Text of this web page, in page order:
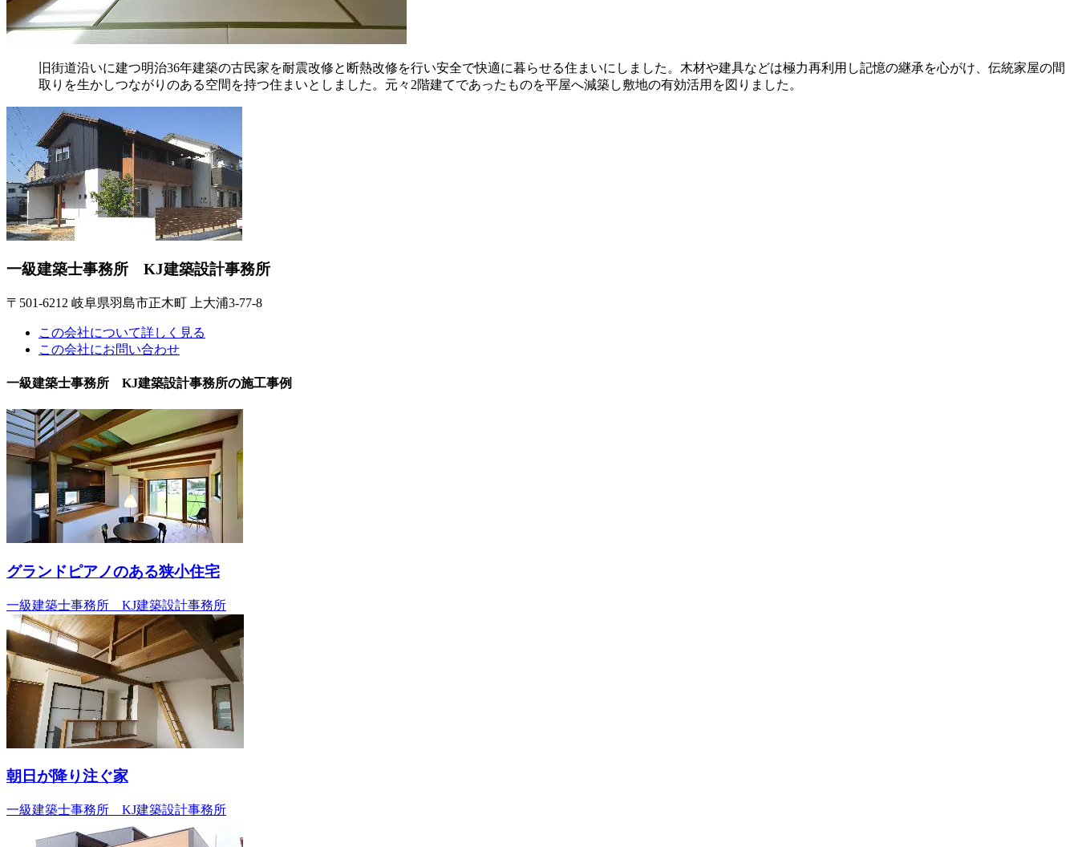
旧街道沿いに建つ明治36年建築の古民家を耐震改修と断熱改修を行い安全で快適に暮らせる住まいにしました。木材や建具などは極力再利用し記憶の継承を心がけ、伝統家屋の間
取りを生かしつながりのある空間を持つ住まいとしました。元々2階建てであったものを平屋へ減築し敷地の有効活用を図りました。
一級建築士事務所 KJ建築設計事務所
〒501-6212 岐阜県羽島市正木町 上大浦3-77-8
この会社について詳しく見る
この会社にお問い合わせ
一級建築士事務所 KJ建築設計事務所の施工事例
グランドピアノのある狭小住宅
一級建築士事務所 KJ建築設計事務所
朝日が降り注ぐ家
一級建築士事務所 KJ建築設計事務所